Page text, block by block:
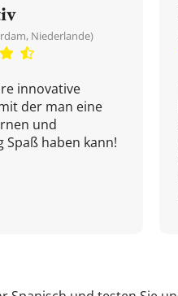
Niederlande)
innovative
der man eine
und
Spaß haben kann!